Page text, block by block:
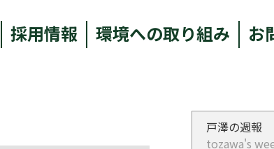
採用情報 環境への取り組み お
戸澤の週報
tozawa's